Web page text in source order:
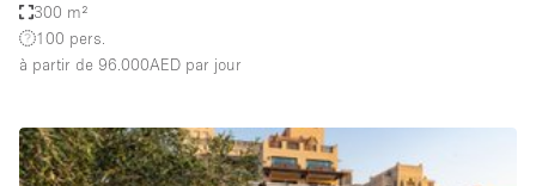
Étal de Marché
Accès aux handicapés
300 m²
100 pers.
à partir de 96.000AED par jour